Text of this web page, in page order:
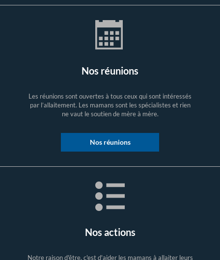
Nos réunions
Les réunions sont ouvertes à tous ceux qui sont intéressés
par l’allaitement. Les mamans sont les spécialistes et rien
ne vaut le soutien de mère à mère.
Nos réunions
Nos actions
Notre raison d'être, c'est d'aider les mamans à allaiter leurs